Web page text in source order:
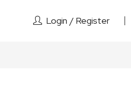
Login Register